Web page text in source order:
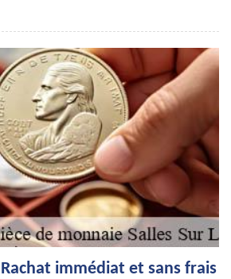
immédiat et sans frais